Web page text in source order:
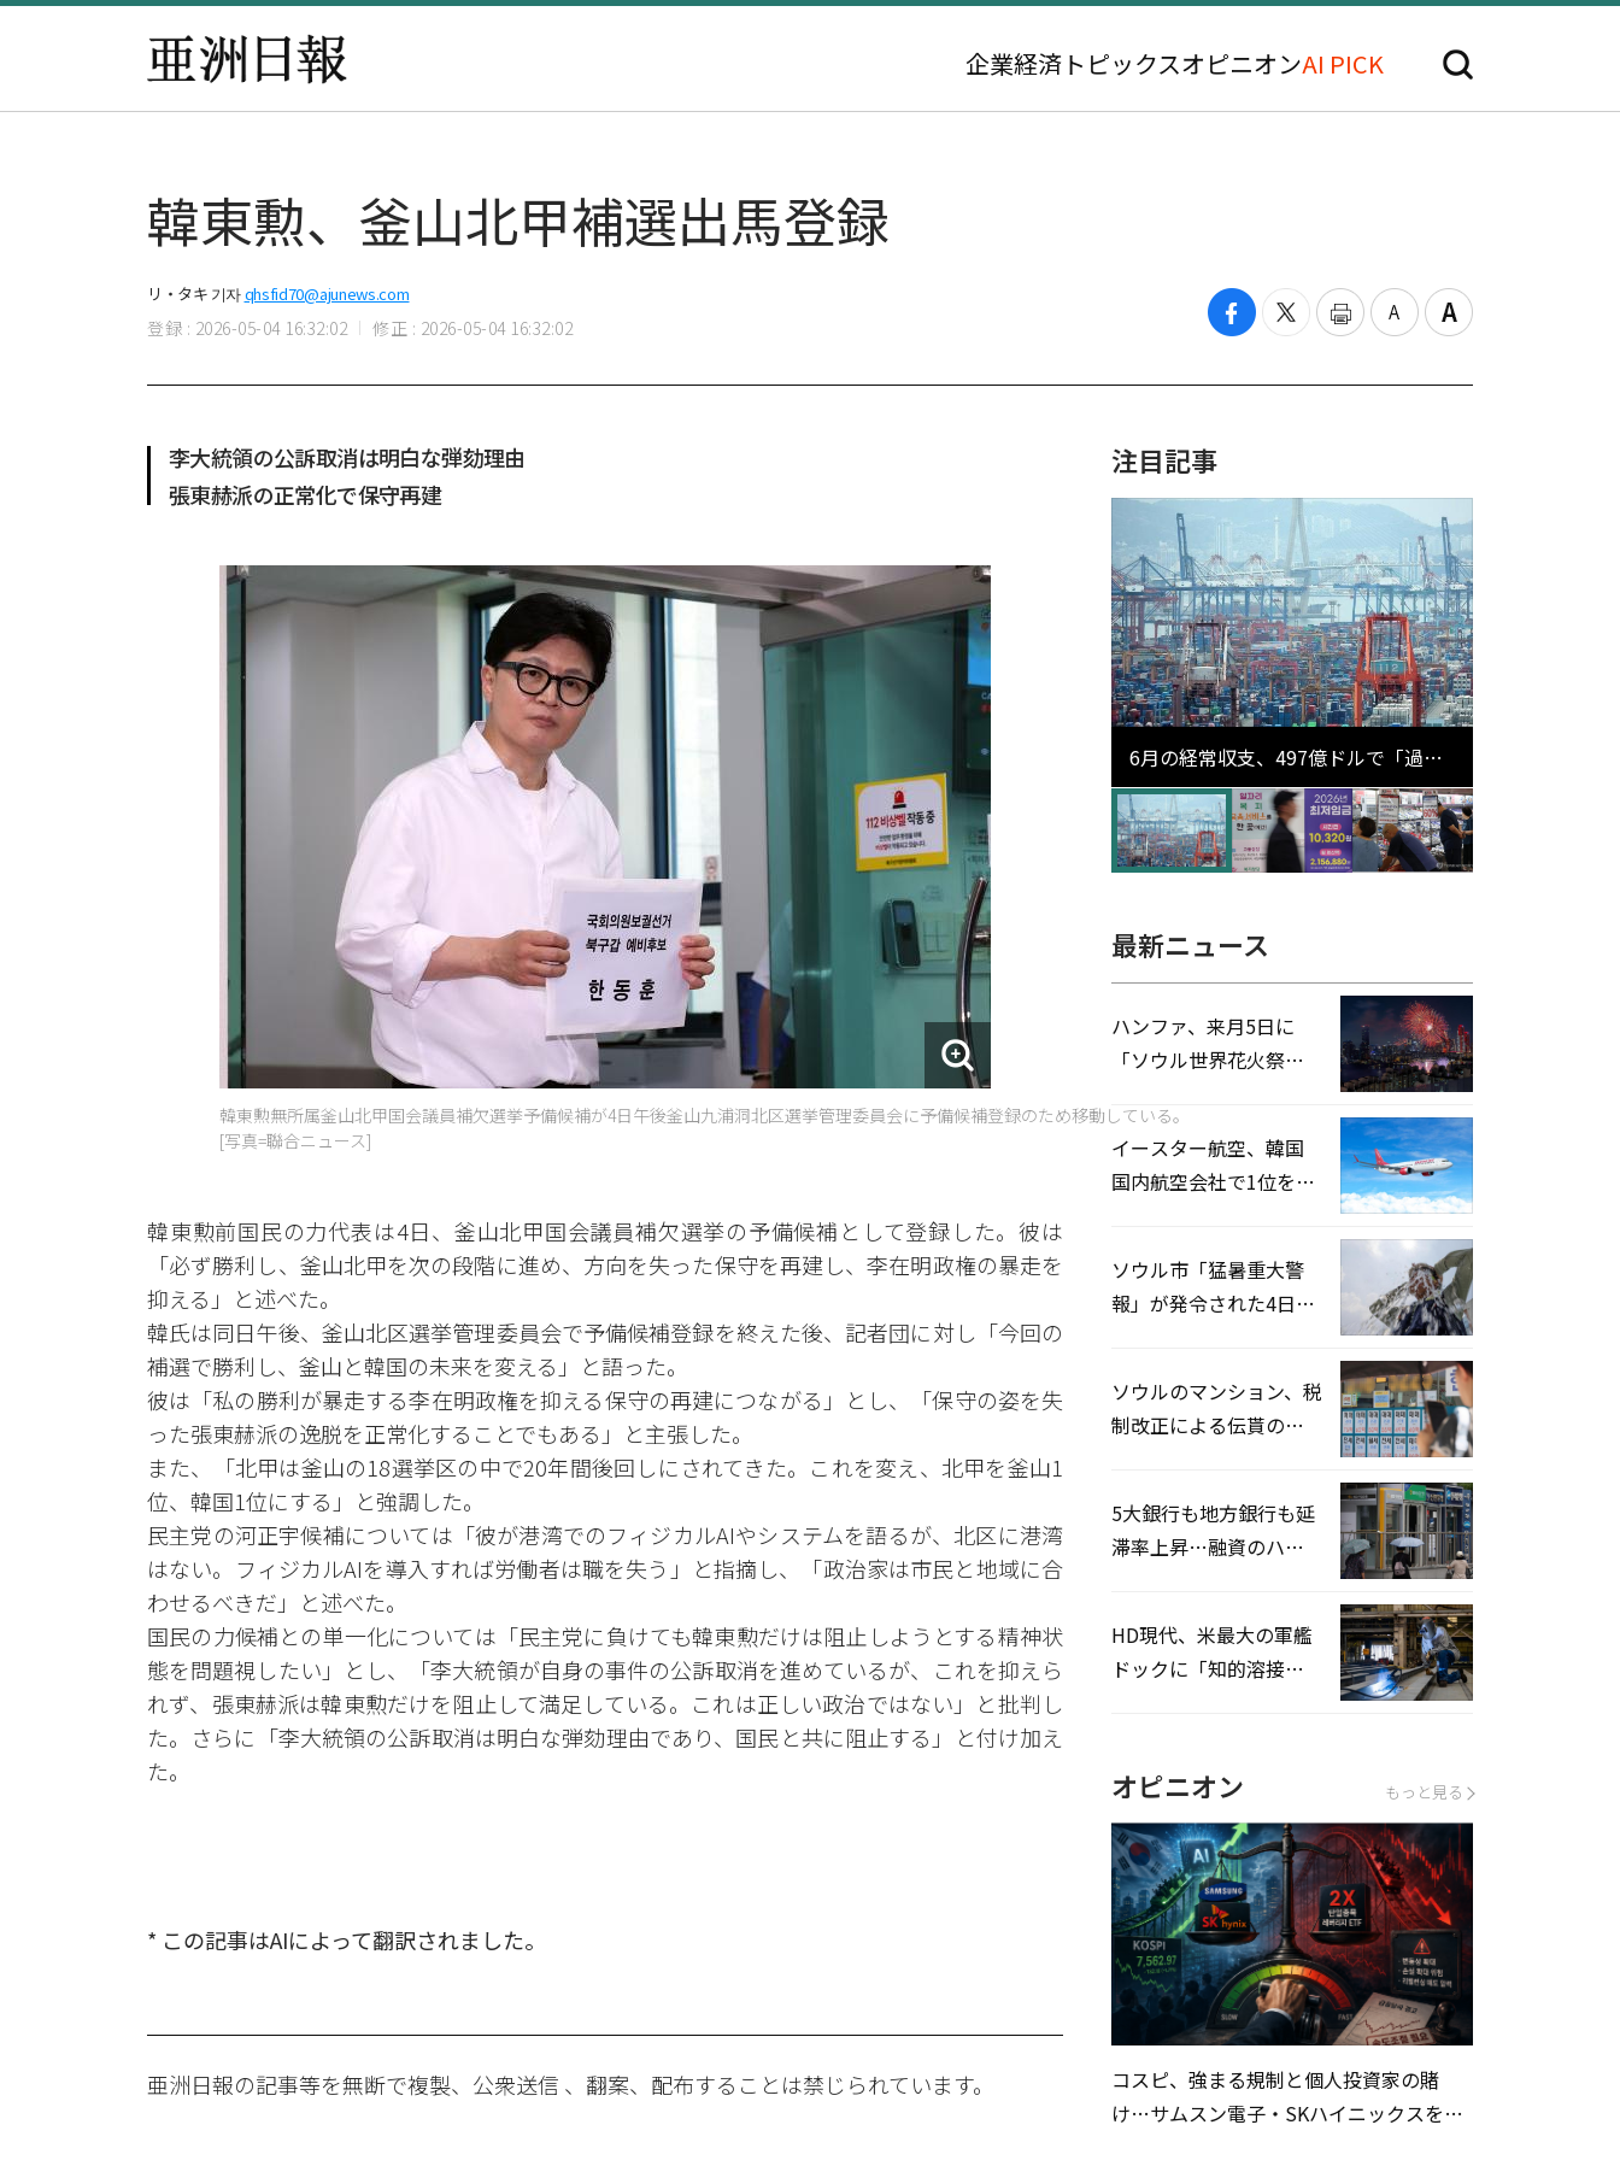
企業経済 トピックスオピニオンAI PICK
韓東勲、釜山北甲補選出馬登録
リ・タキ 기자qhsfid70@ajunews.com
登録 : 2026-05-04 16:32:02 修正 : 2026-05-04 16:32:02
李大統領の公訴取消は明白な弾劾理由
張東赫派の正常化で保守再建
韓東勲無所属釜山北甲国会議員補欠選挙予備候補が4日午後釜山九浦洞北区選挙管理委員会に予備候補登録のため移動している。
[写真=聯合ニュース]
韓東勲前国民の力代表は4日、釜山北甲国会議員補欠選挙の予備候補として登録した。彼は
「必ず勝利し、釜山北甲を次の段階に進め、方向を失った保守を再建し、李在明政権の暴走を
抑える」と述べた。
韓氏は同日午後、釜山北区選挙管理委員会で予備候補登録を終えた後、記者団に対し「今回の
補選で勝利し、釜山と韓国の未来を変える」と語った。
彼は「私の勝利が暴走する李在明政権を抑える保守の再建につながる」とし、「保守の姿を失
った張東赫派の逸脱を正常化することでもある」と主張した。
また、「北甲は釜山の18選挙区の中で20年間後回しにされてきた。これを変え、北甲を釜山1
位、韓国1位にする」と強調した。
民主党の河正宇候補については「彼が港湾でのフィジカルAIやシステムを語るが、北区に港湾
はない。フィジカルAIを導入すれば労働者は職を失う」と指摘し、「政治家は市民と地域に合
わせるべきだ」と述べた。
国民の力候補との単一化については「民主党に負けても韓東勲だけは阻止しようとする精神状
態を問題視したい」とし、「李大統領が自身の事件の公訴取消を進めているが、これを抑えら
れず、張東赫派は韓東勲だけを阻止して満足している。これは正しい政治ではない」と批判し
た。さらに「李大統領の公訴取消は明白な弾劾理由であり、国民と共に阻止する」と付け加え
た。
* この記事はAIによって翻訳されました。
亜洲日報の記事等を無断で複製、公衆送信 、翻案、配布することは禁じられています。
注目記事
6月の経常収支、497億ドルで「過去
最大」…輸出が初の1000億ドル突破
最新ニュース
ハンファ、来月5日に
「ソウル世界花火祭り
英の3カ国が参加
イースター航空、韓国
国内航空会社で1位を記
ソウル市「猛暑重大警
報」が発令された4日、
ソウルのマンション、税
制改正による伝貰の月
5大銀行も地方銀行も延
滞率上昇…融資のハー
HD現代、米最大の軍艦
ドックに「知的溶接」
オピニオン もっと見る
コスピ、強まる規制と個人投資家の賭
け…サムスン電子・SKハイニックスを巡